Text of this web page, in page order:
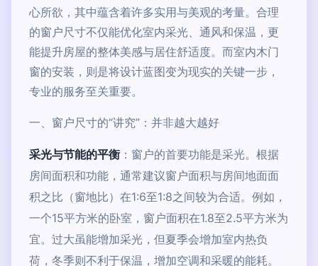
心所欲，其中蕴含着许多实用与美观的考量。合理
的窗户尺寸不仅能优化室内采光、通风和保温，更
能提升房屋的整体美感与居住舒适度。而室内木门
窗的安装，则是将设计蓝图变为现实的关键一步，
专业的服务至关重要。
一、窗户尺寸的“讲究”：并非越大越好
采光与节能的平衡 ：窗户的首要功能是采光。根据
房间面积和功能，通常建议窗户面积与房间地面面
积之比（窗地比）在1:6至1:8之间较为合适。例如，
一个15平方米的卧室，窗户面积在1.8至2.5平方米为
宜。过大虽能增加采光，但夏季会增加室内热负
荷，冬季则不利于保温，增加空调和采暖的能耗。